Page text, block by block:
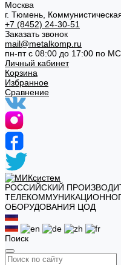
Москва
г. Тюмень,
+7 (8452) 24-30-51
Заказать звонок
mail@metalkomp.ru
пн-пт с 08:00 до 17:00 по
Личный кабинет
Корзина
Избранное
Сравнение
РОССИЙСКИЙ
ОБОРУДОВАНИЯ ЦОД
Поиск